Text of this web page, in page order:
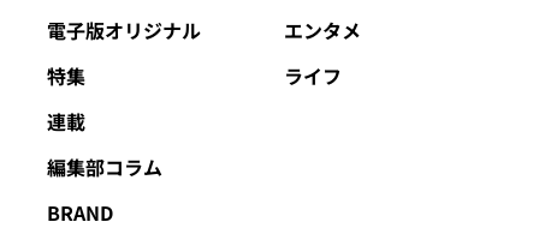
電子版オリジナル
特集
連載
編集部コラム
BRAND
エンタメ
ライフ